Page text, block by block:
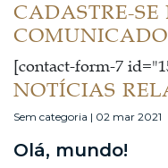
CADASTRE-SE
[contact-form-7
NOTÍCIAS
Sem categoria | 02 mar 2021
Olá, mundo!